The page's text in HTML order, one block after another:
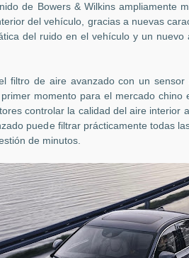
de Bowers & Wilkins ampliamente
del vehículo, gracias a nuevas
del ruido en el vehículo y un
filtro de aire avanzado con un
momento para el mercado chino
controlar la calidad del aire interior
puede filtrar prácticamente todas
de minutos.